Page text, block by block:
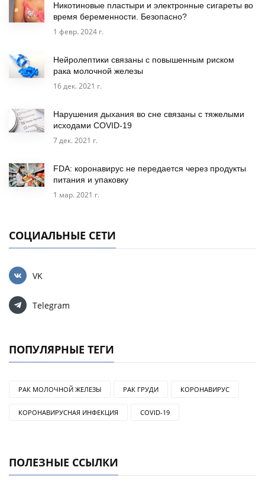
Никотиновые пластыри и электронные сигареты во
время беременности. Безопасно?
1 февр. 2024 г.
Нейролептики связаны с повышенным риском
рака молочной железы
16 дек. 2021 г.
Нарушения дыхания во сне связаны с тяжелыми
исходами COVID-19
7 дек. 2021 г.
FDA: коронавирус не передается через продукты
питания и упаковку
1 мар. 2021 г.
СОЦИАЛЬНЫЕ СЕТИ
VK
Telegram
ПОПУЛЯРНЫЕ ТЕГИ
РАК МОЛОЧНОЙ ЖЕЛЕЗЫ РАК ГРУДИ КОРОНАВИРУС
КОРОНАВИРУСНАЯ ИНФЕКЦИЯ COVID-19
ПОЛЕЗНЫЕ ССЫЛКИ